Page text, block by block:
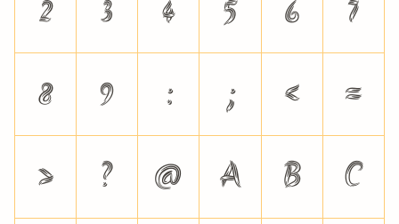
2
3 4 5 6
7
8
9 : ; <
=
>
? @ A B
C